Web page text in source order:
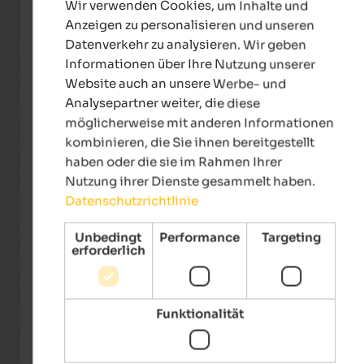
Elisabeth kann über alles Auskunft geben, bei
gibt Tipps . Die Putzfee Manuela, ist immer freundlich und
Die Pension liegt günstig an der Bushaltestelle, und zentral
viele Wanderungen vor Ort oder mit Bus zu erkunden.
Jeder Zeit würden wir hier wieder einkehren.
- Oktober 2025
gereist als Alleinreisender
Bewertung aus Google
AUSGEZEICHNET
5 von 5 Sternen
Ich war (leider) drei Tage beruflich hier. Das Personal war
hilfsbereit. Das Zimmer war sauber, das Frühstück
GERMAN
Wir verwenden Cookies, um Inhalte und
Anzeigen zu personalisieren und unseren
Datenverkehr zu analysieren. Wir geben
Informationen über Ihre Nutzung unserer
Website auch an unsere Werbe- und
Analysepartner weiter, die diese
möglicherweise mit anderen Informationen
kombinieren, die Sie ihnen bereitgestellt
haben oder die sie im Rahmen Ihrer
Nutzung ihrer Dienste gesammelt haben.
Datenschutzrichtlinie
Unbedingt
erforderlich
Performance Targeting
Funktionalität